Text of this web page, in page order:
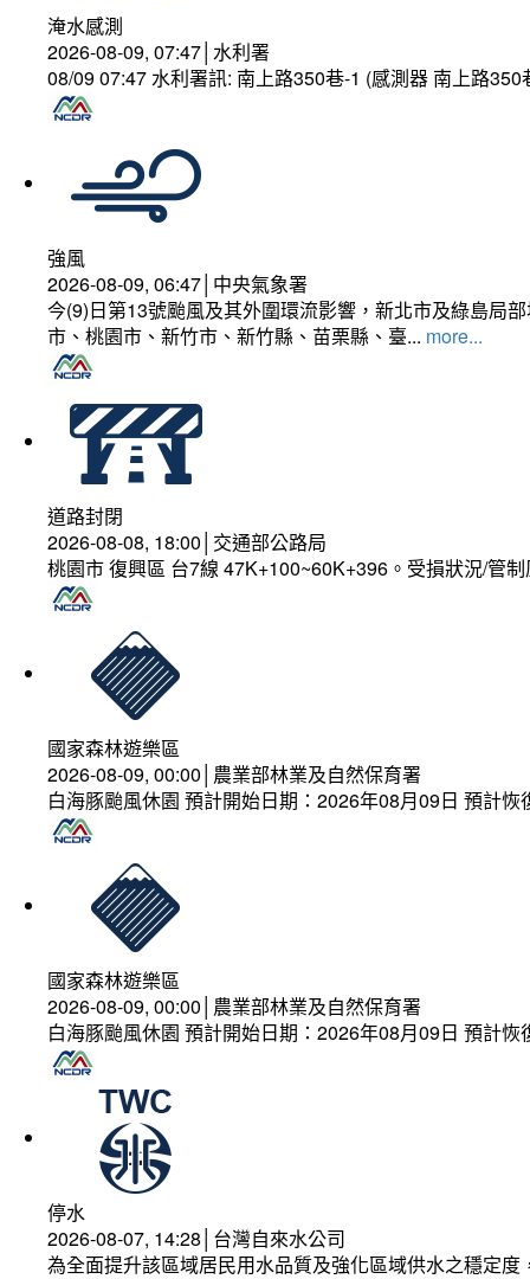
淹水感測
2026-08-09, 07:47│水利署
08/09 07:47 水利署訊: 南上路350巷-1 (感測器 南上路
強風
2026-08-09, 06:47│中央氣象署
今(9)日第13號颱風及其外圍環流影響，新北市及綠島局
市、桃園市、新竹市、新竹縣、苗栗縣、臺... more...
道路封閉
2026-08-08, 18:00│交通部公路局
桃園市 復興區 台7線 47K+100~60K+396。受損狀況/管
國家森林遊樂區
2026-08-09, 00:00│農業部林業及自然保育署
白海豚颱風休園 預計開始日期：2026年08月09日 預計
國家森林遊樂區
2026-08-09, 00:00│農業部林業及自然保育署
白海豚颱風休園 預計開始日期：2026年08月09日 預計
停水
2026-08-07, 14:28│台灣自來水公司
為全面提升該區域居民用水品質及強化區域供水之穩定